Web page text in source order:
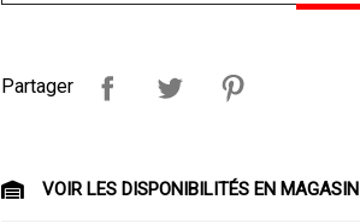
Partager
VOIR LES DISPONIBILITÉS EN MAGASIN